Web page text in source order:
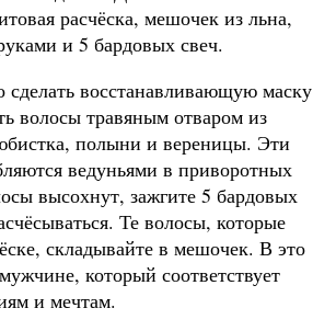
расчёска, мешочек из льна,
и 5 бардовых свеч.
восстанавливающую маску
волосы травяным отваром из
полыни и вереницы. Эти
ведуньями в приворотных
высохнут, зажгите 5 бардовых
Те волосы, которые
складывайте в мешочек. В это
который соответствует
и мечтам.